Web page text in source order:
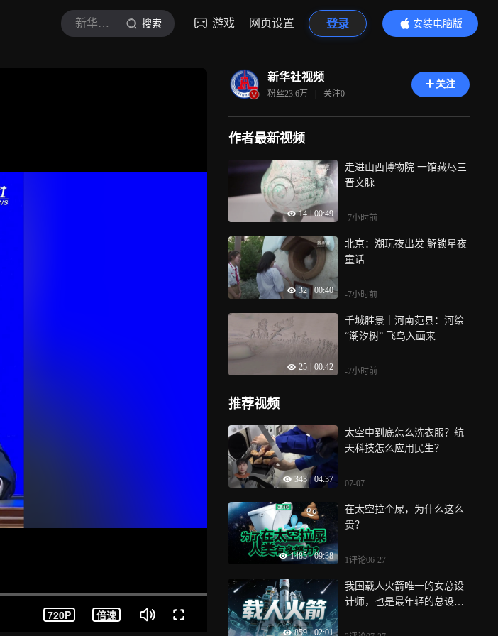
新华社视频 搜索 游戏 网页设置 登录
安装电脑版
内容更精彩
720P 倍速
新华社视频
粉丝23.6万 | 关注0
关注
作者最新视频
14 | 00:49
走进山西博物院 一馆藏尽三
晋文脉
-7小时前
32 00:40
北京：潮玩夜出发 解锁星夜
童话
-7小时前
25 00:42
千城胜景｜河南范县：河绘
“潮汐树” 飞鸟入画来
-7小时前
推荐视频
343 | 04:37
太空中到底怎么洗衣服？航
天科技怎么应用民生？
07-07
1485 | 09:38
在太空拉个屎，为什么这么
贵？
1评论06-27
859 | 02:01
我国载人火箭唯一的女总设
计师，也是最年轻的总设计